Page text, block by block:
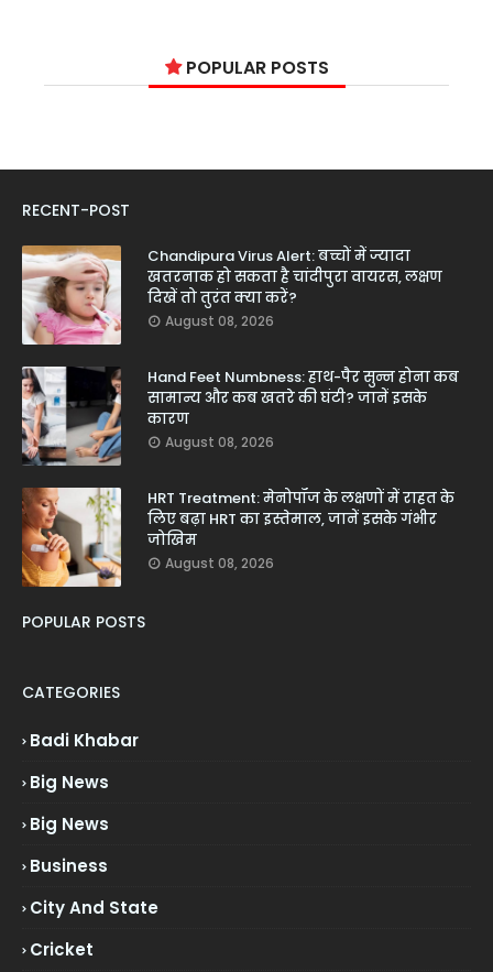
POPULAR POSTS
RECENT-POST
Chandipura Virus Alert: बच्चों में ज्यादा
खतरनाक हो सकता है चांदीपुरा वायरस, लक्षण
दिखें तो तुरंत क्या करें?
August 08, 2026
Hand Feet Numbness: हाथ-पैर सुन्न होना कब
सामान्य और कब खतरे की घंटी? जानें इसके
कारण
August 08, 2026
HRT Treatment: मेनोपॉज के लक्षणों में राहत के
लिए बढ़ा HRT का इस्तेमाल, जानें इसके गंभीर
जोखिम
August 08, 2026
POPULAR POSTS
CATEGORIES
Badi Khabar
Big News
Big News
Business
City And State
Cricket